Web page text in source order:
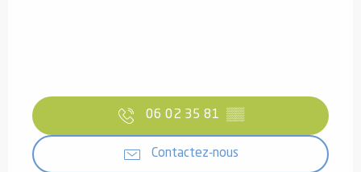
06 02 35 81 ▒▒
Contactez-nous